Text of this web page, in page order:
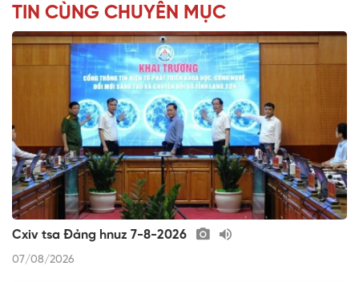
TIN CÙNG CHUYÊN MỤC
Cxiv tsa Đảng hnuz 7-8-2026
07/08/2026